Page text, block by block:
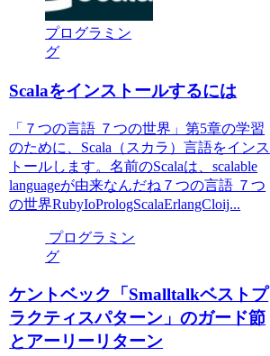
プログラミン
グ
Scalaをインストールするには
「７つの言語 ７つの世界」第5章の学習
のために、Scala（スカラ）言語をインス
トールします。名前のScalaは、scalable
languageが由来なんだね７つの言語 ７つ
の世界RubyIoPrologScalaErlangCloij...
プログラミン
グ
ケントベック「Smalltalkベストプ
ラクティスパターン」のガード節
とアーリーリターン